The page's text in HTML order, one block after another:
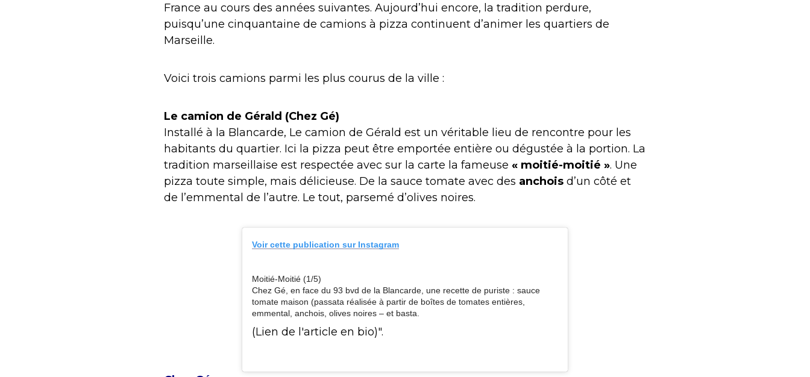
France au cours des années suivantes. Aujourd’hui encore, la tradition perdure,
puisqu’une cinquantaine de camions à pizza continuent d’animer les quartiers de
Marseille.
Voici trois camions parmi les plus courus de la ville :
Le camion de Gérald (Chez Gé)
Installé à la Blancarde, Le camion de Gérald est un véritable lieu de rencontre pour les
habitants du quartier. Ici la pizza peut être emportée entière ou dégustée à la portion. La
tradition marseillaise est respectée avec sur la carte la fameuse « moitié-moitié ». Une
pizza toute simple, mais délicieuse. De la sauce tomate avec des anchois d’un côté et
de l’emmental de l’autre. Le tout, parsemé d’olives noires.
Voir cette publication sur Instagram
Moitié-Moitié (1/5)
Chez Gé, en face du 93 bvd de la Blancarde, une recette de puriste : sauce
tomate maison (passata réalisée à partir de boîtes de tomates entières,
emmental, anchois, olives noires – et basta.
(Lien de l'article en bio)".